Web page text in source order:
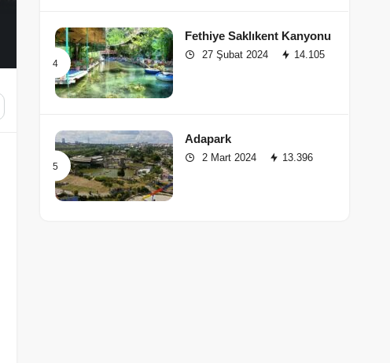
Fethiye Saklıkent Kanyonu
27 Şubat 2024 14.105
Adapark
2 Mart 2024 13.396